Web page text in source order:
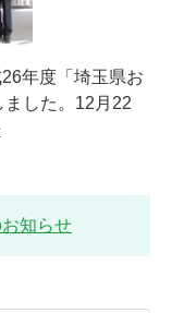
年度「埼玉県お
ました。12月22
知らせ